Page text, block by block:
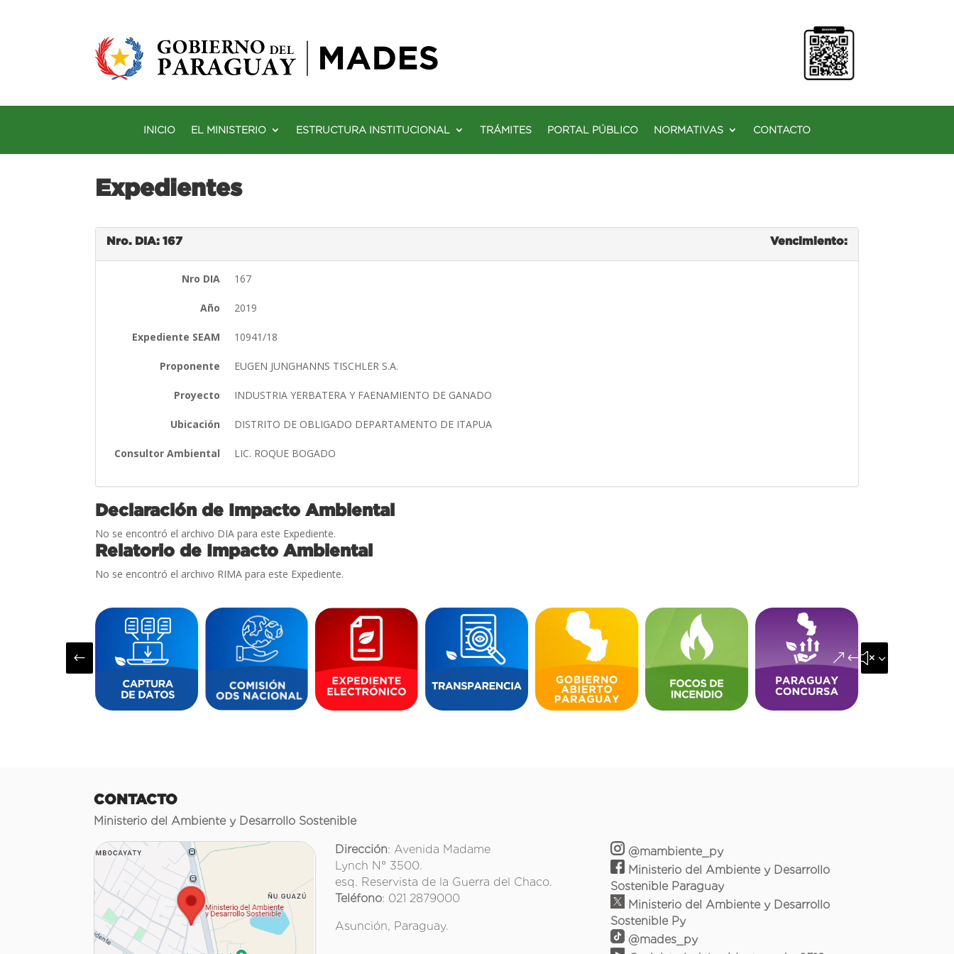
INICIO EL MINISTERIO ESTRUCTURA INSTITUCIONAL TRÁMITES PORTAL PÚBLICO NORMATIVAS CONTACTO
Expedientes
Nro. DIA: 167 Vencimiento:
Nro DIA 167
Año 2019
Expediente SEAM 10941/18
Proponente EUGEN JUNGHANNS TISCHLER S.A.
Proyecto INDUSTRIA YERBATERA Y FAENAMIENTO DE GANADO
Ubicación DISTRITO DE OBLIGADO DEPARTAMENTO DE ITAPUA
Consultor Ambiental LIC. ROQUE BOGADO
Declaración de Impacto Ambiental
No se encontró el archivo DIA para este Expediente.
Relatorio de Impacto Ambiental
No se encontró el archivo RIMA para este Expediente.
# &#x35;
CONTACTO
Ministerio del Ambiente y Desarrollo Sostenible
Dirección: Avenida Madame
Lynch N° 3500.
esq. Reservista de la Guerra del Chaco.
Teléfono: 021 2879000
Asunción, Paraguay.
@mambiente_py
Ministerio del Ambiente y Desarrollo
Sostenible Paraguay
Ministerio del Ambiente y Desarrollo
Sostenible Py
@mades_py